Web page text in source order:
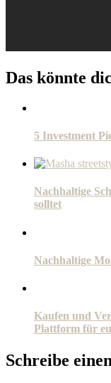
Das könnte
5 Investment
Nachhaltige
solltet
Nachhaltige
Kaufen und
Plattform für
Schreibe